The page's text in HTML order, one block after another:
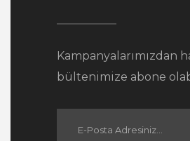
Kampanyalarımızdan
bültenimize abone